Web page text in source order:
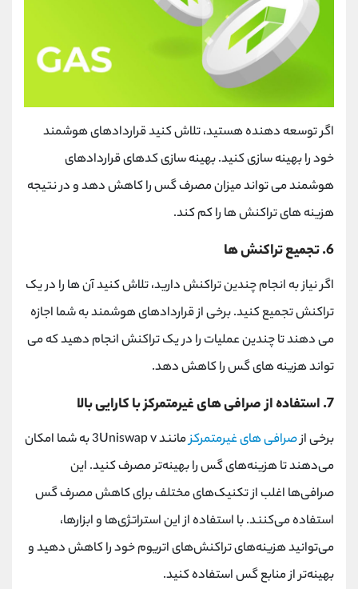
اگر توسعه‌ دهنده هستید، تلاش کنید قراردادهای هوشمند
خود را بهینه ‌سازی کنید. بهینه‌ سازی کدهای قراردادهای
هوشمند می ‌تواند میزان مصرف گس را کاهش دهد و در نتیجه
هزینه ‌های تراکنش‌ ها را کم کند.
6. تجمیع تراکنش ‌ها
اگر نیاز به انجام چندین تراکنش دارید، تلاش کنید آن‌ ها را در یک
تراکنش تجمیع کنید. برخی از قراردادهای هوشمند به شما اجازه
می ‌دهند تا چندین عملیات را در یک تراکنش انجام دهید که می
‌تواند هزینه ‌های گس را کاهش دهد.
7. استفاده از صرافی ‌های غیرمتمرکز با کارایی بالا
برخی ازصرافی ‌های غیرمتمرکزمانندUniswap v 3 به شما امکان
می‌دهند تا هزینه‌های گس را بهینه‌تر مصرف کنید. این
صرافی‌ها اغلب از تکنیک‌های مختلف برای کاهش مصرف گس
استفاده می‌کنند. با استفاده از این استراتژی‌ها و ابزارها،
می‌توانید هزینه‌های تراکنش‌های اتریوم خود را کاهش دهید و
بهینه‌تر از منابع گس استفاده کنید.